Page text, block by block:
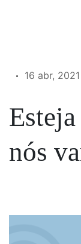
16 abr, 2021
nós